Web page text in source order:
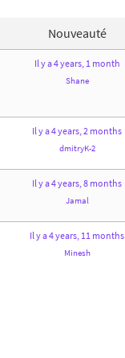
Nouveauté
Il y a 4 years, 1 month
Shane
Il y a 4 years, 2 months
dmitryK-2
Il y a 4 years, 8 months
Jamal
Il y a 4 years, 11 months
Minesh